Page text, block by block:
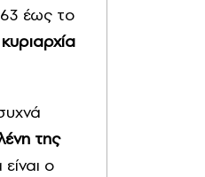
έως το
της
ο